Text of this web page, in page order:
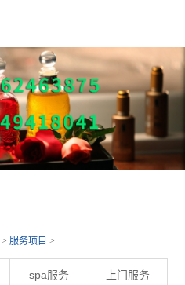
>服务项目 >
spa服务 上门服务